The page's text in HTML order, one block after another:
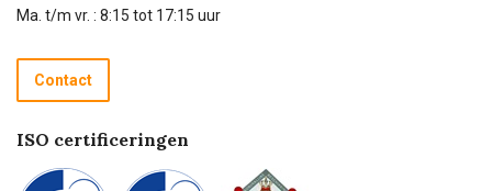
Technische dienst
Recycle programma
Betalen
Ma. t/m vr. : 8:15 tot 17:15 uur
Contact
ISO certificeringen